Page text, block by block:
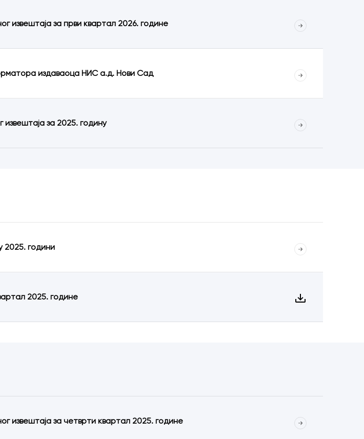
извештаја за први квартал 2026. године
издаваоца НИС а.д. Нови Сад
за 2025. годину
2025. години
2025. године
извештаја за четврти квартал 2025. године